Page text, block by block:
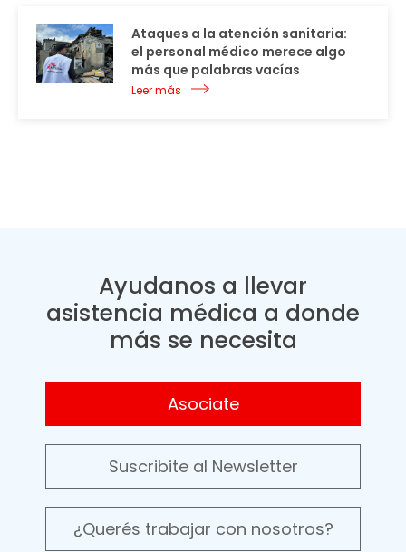
Ataques a la atención sanitaria:
el personal médico merece algo
más que palabras vacías
Leer más
Ayudanos a llevar
asistencia médica a donde
más se necesita
Asociate
Suscribite al Newsletter
¿Querés trabajar con nosotros?